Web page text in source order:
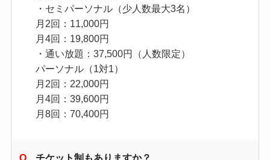
・セミパーソナル（少人数最大3名）
月2回：11,000円
月4回：19,800円
・通い放題：37,500円（人数限定）
パーソナル（1対1）
月2回：22,000円
月4回：39,600円
月8回：70,400円